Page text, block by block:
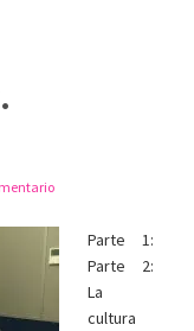
Parte 1:
Parte 2:
La
cultura